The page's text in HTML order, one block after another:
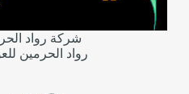
شركة رواد
رواد الحرمين